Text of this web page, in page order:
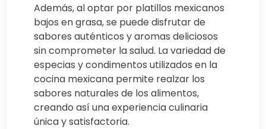
Además, al optar por platillos mexicanos
bajos en grasa, se puede disfrutar de
sabores auténticos y aromas deliciosos
sin comprometer la salud. La variedad de
especias y condimentos utilizados en la
cocina mexicana permite realzar los
sabores naturales de los alimentos,
creando así una experiencia culinaria
única y satisfactoria.